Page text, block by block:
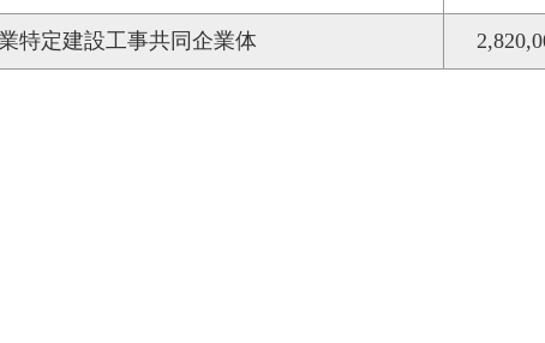
特定建設工事共同企業体